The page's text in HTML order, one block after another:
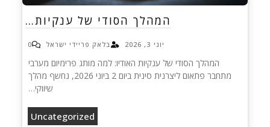
המהלך הסודי של ענקיות…
יוני 3, 2026 בלאק פריידי ישראל 0
המהלך הסודי של ענקיות האודיו: למה מותג פרימיום מערבי
מתחבר פתאום ליצרנית סינית ביום 2 ביוני 2026, נחשף מהלך
שיווקי…
Uncategorized